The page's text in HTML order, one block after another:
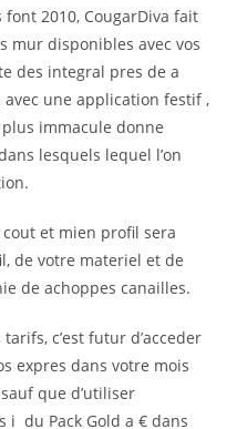
2010, CougarDiva fait
mur disponibles avec vos
des integral pres de a
une application festif ,
immacule donne
lesquels lequel l’on
et mien profil sera
de votre materiel et de
de achoppes canailles.
c’est futur d’acceder
expres dans votre mois
que d’utiliser
i du Pack Gold a € dans